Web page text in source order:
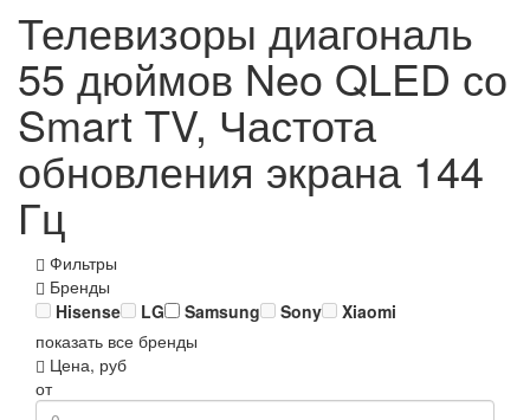
Телевизоры диагональ
55 дюймов Neo QLED со
Smart TV, Частота
обновления экрана 144
Гц
Фильтры
Бренды
Hisense
LG Samsung Sony
Xiaomi
показать все бренды
Цена, руб
от